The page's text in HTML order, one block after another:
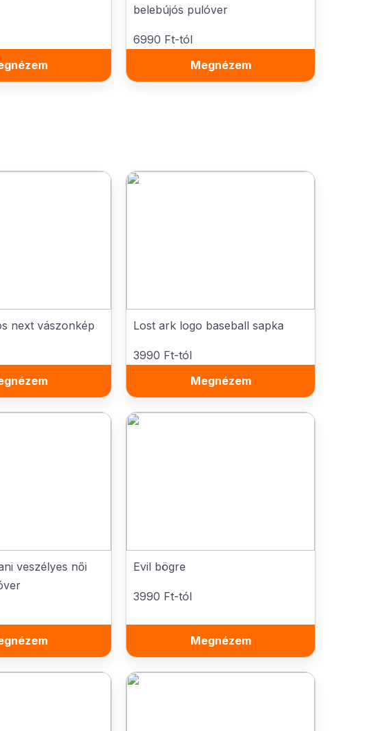
belebújós pulóver
6990 Ft-tól
Megnézem
next vászonkép Lost ark logo baseball sapka
3990 Ft-tól
Megnézem
veszélyes női
Evil bögre
3990 Ft-tól
Megnézem